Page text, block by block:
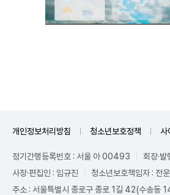
개인정보처리방침 청소년보호정책 사
정기간행등록번호 : 서울 아 00493
회장·발
사장·편집인 : 임규진
청소년보호책임자 : 전운
주소 : 서울특별시 종로구 종로 1길 42(수송동